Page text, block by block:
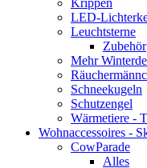
LED-
Leuchtsterne
Zubehör
Mehr
Schneekugeln
Schutzengel
Wärmetiere -
Wohnaccessoires -
CowParade
Alles